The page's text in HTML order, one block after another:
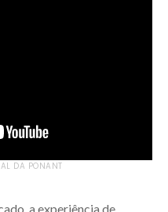
DA PONANT
a experiência de